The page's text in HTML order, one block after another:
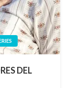
DEL